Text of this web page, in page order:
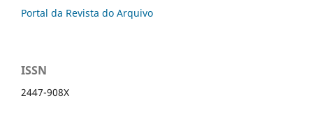
Portal da Revista do Arquivo
ISSN
2447-908X